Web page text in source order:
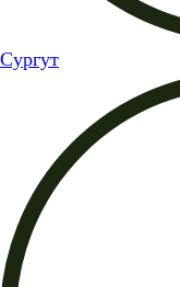
Сургут